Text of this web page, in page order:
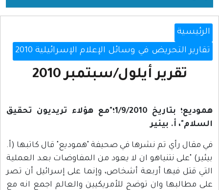
الرئيسية
تقارير التحريض في وسائل الإعلام الإسرائيلية 2010
تقرير أيلول/سبتمبر 2010
هموديع؛ بتاريخ 1/9/2010؛"مع هؤلاء تريديون تحقيق
السلام"، أ. بيئير
في مقال رأي تم نشرها في صحيفة "هموديع" قال كاتبها (أ.
بيئير) "على نتنياهو ان لا يعود من المفاوضات بعد العملية
التي قتل فيها أربعة أشخاص، وإنما على إسرائيل أن تصر
على مطالبها وان توضح للأمريكيين والعالم اجمع انه مع